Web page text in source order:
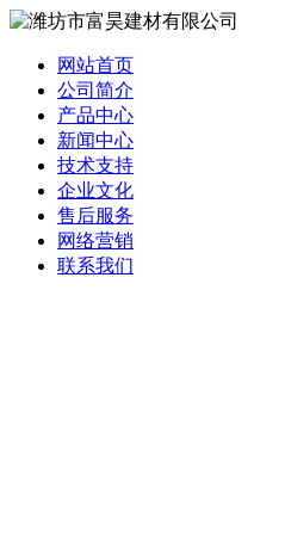
网站首页
公司简介
产品中心
新闻中心
技术支持
企业文化
售后服务
网络营销
联系我们